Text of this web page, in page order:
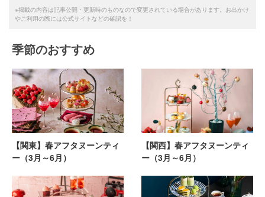
※掲載の内容は記事公開・更新時のものなので変更されている場合があります。お出かけ
やご利用の際には公式サイトなどの確認を！
季節のおすすめ
【関東】春アフタヌーンティ
ー（3月～6月）
【関西】春アフタヌーンティ
ー（3月～6月）